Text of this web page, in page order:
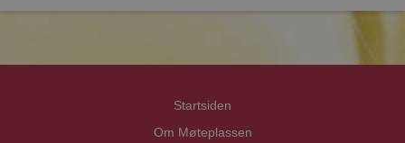
Startsiden
Om Møteplassen